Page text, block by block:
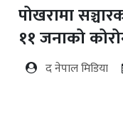
पोखरामा
११ जनाको
द नेपाल मिडिया